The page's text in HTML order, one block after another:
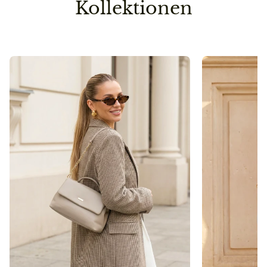
So sparen wir einen Versandweg und belasten die
Pflegehinweis
Bitte vermeidet den Kontakt zu Desinfektionsmittel
oder anderen chemischen Substanzen, da die
Oberfläche dadurch angegriffen werden kann.
Kollektionen